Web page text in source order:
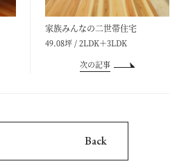
家族みんなの二世帯住宅
49.08坪 / 2LDK＋3LDK
次の記事
Back